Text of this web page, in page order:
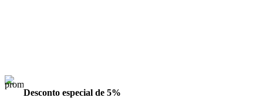
Desconto especial de 5%